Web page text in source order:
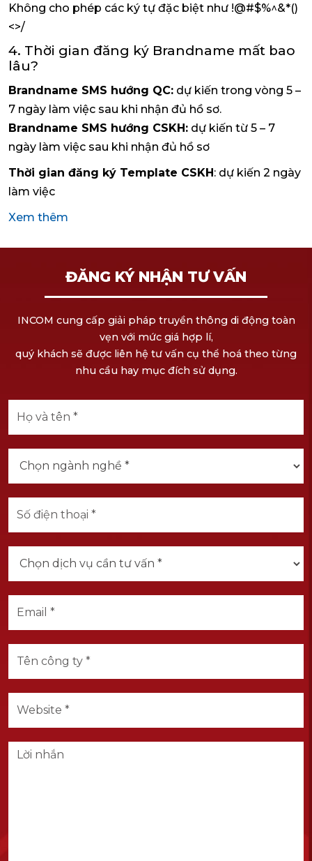
Không cho phép các ký tự đặc biệt như !@#$%^&*()
<>/
4. Thời gian đăng ký Brandname mất bao
lâu?
Brandname SMS hướng QC: dự kiến trong vòng 5 –
7 ngày làm việc sau khi nhận đủ hồ sơ.
Brandname SMS hướng CSKH: dự kiến từ 5 – 7
ngày làm việc sau khi nhận đủ hồ sơ
Thời gian đăng ký Template CSKH: dự kiến 2 ngày
làm việc
Xem thêm
ĐĂNG KÝ NHẬN TƯ VẤN
INCOM cung cấp giải pháp truyền thông di động toàn
vẹn với mức giá hợp lí,
quý khách sẽ được liên hệ tư vấn cụ thể hoá theo từng
nhu cầu hay mục đích sử dụng.